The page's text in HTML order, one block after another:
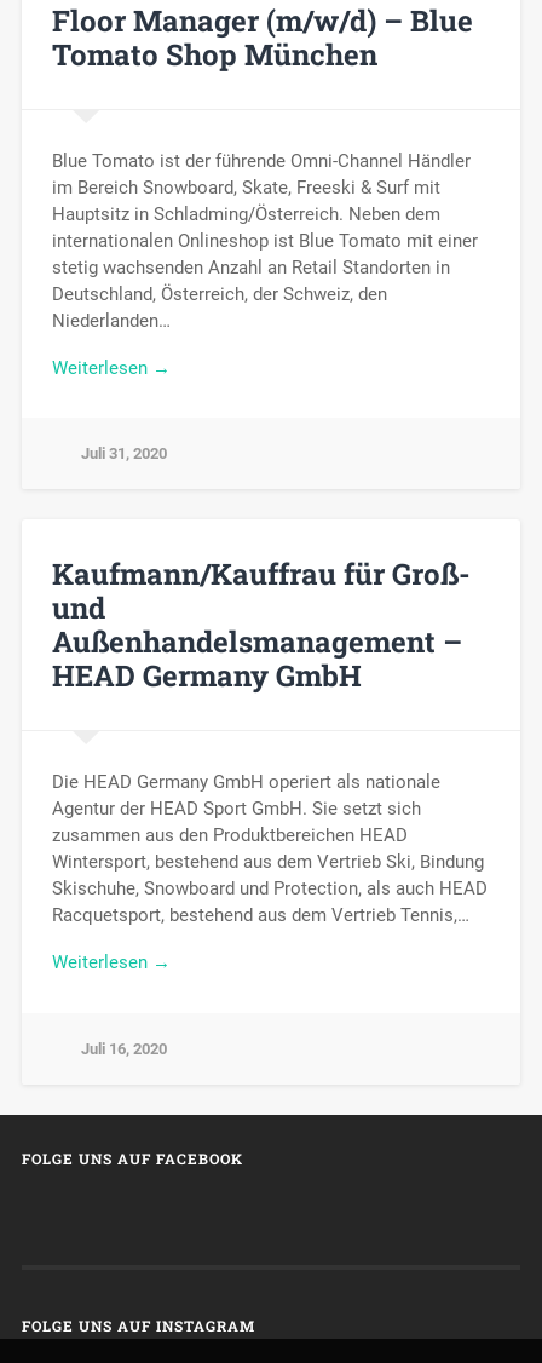
Floor Manager (m/w/d) – Blue
Tomato Shop München
Blue Tomato ist der führende Omni-Channel Händler
im Bereich Snowboard, Skate, Freeski & Surf mit
Hauptsitz in Schladming/Österreich. Neben dem
internationalen Onlineshop ist Blue Tomato mit einer
stetig wachsenden Anzahl an Retail Standorten in
Deutschland, Österreich, der Schweiz, den
Niederlanden…
Weiterlesen →
Juli 31, 2020
Kaufmann/Kauffrau für Groß-
und
Außenhandelsmanagement –
HEAD Germany GmbH
Die HEAD Germany GmbH operiert als nationale
Agentur der HEAD Sport GmbH. Sie setzt sich
zusammen aus den Produktbereichen HEAD
Wintersport, bestehend aus dem Vertrieb Ski, Bindung
Skischuhe, Snowboard und Protection, als auch HEAD
Racquetsport, bestehend aus dem Vertrieb Tennis,…
Weiterlesen →
Juli 16, 2020
FOLGE UNS AUF FACEBOOK
FOLGE UNS AUF INSTAGRAM